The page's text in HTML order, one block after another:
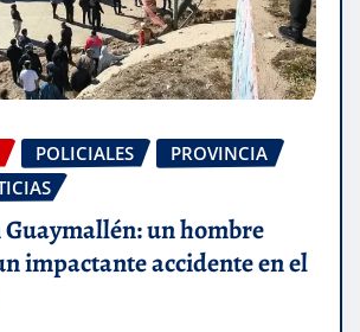
POLICIALES
PROVINCIA
un hombre
impactante accidente en el